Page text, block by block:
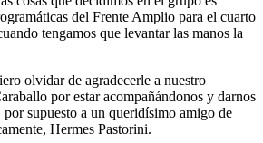
del Frente Amplio para el cuarto
tengamos que levantar las manos la
olvidar de agradecerle a nuestro
por estar acompañándonos y darnos
por supuesto a un queridísimo amigo de
Hermes Pastorini.